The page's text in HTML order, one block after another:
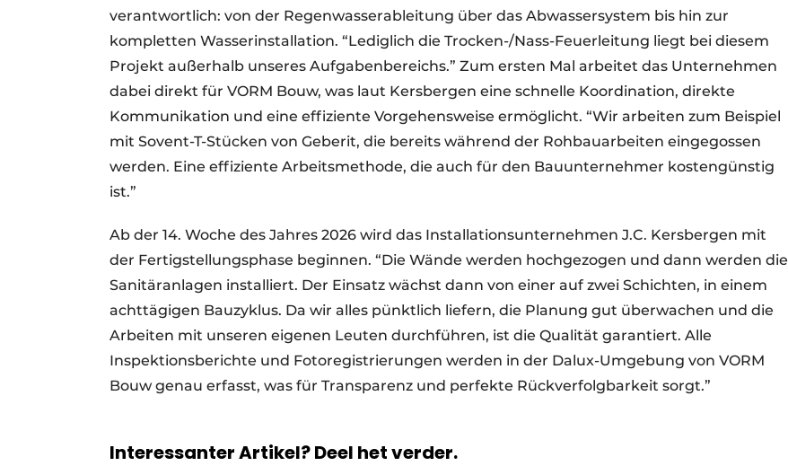
verantwortlich: von der Regenwasserableitung über das Abwassersystem bis hin zur
kompletten Wasserinstallation. “Lediglich die Trocken-/Nass-Feuerleitung liegt bei diesem
Projekt außerhalb unseres Aufgabenbereichs.” Zum ersten Mal arbeitet das Unternehmen
dabei direkt für VORM Bouw, was laut Kersbergen eine schnelle Koordination, direkte
Kommunikation und eine effiziente Vorgehensweise ermöglicht. “Wir arbeiten zum Beispiel
mit Sovent-T-Stücken von Geberit, die bereits während der Rohbauarbeiten eingegossen
werden. Eine effiziente Arbeitsmethode, die auch für den Bauunternehmer kostengünstig
ist.”
Ab der 14. Woche des Jahres 2026 wird das Installationsunternehmen J.C. Kersbergen mit
der Fertigstellungsphase beginnen. “Die Wände werden hochgezogen und dann werden die
Sanitäranlagen installiert. Der Einsatz wächst dann von einer auf zwei Schichten, in einem
achttägigen Bauzyklus. Da wir alles pünktlich liefern, die Planung gut überwachen und die
Arbeiten mit unseren eigenen Leuten durchführen, ist die Qualität garantiert. Alle
Inspektionsberichte und Fotoregistrierungen werden in der Dalux-Umgebung von VORM
Bouw genau erfasst, was für Transparenz und perfekte Rückverfolgbarkeit sorgt.”
Interessanter Artikel? Deel het verder.